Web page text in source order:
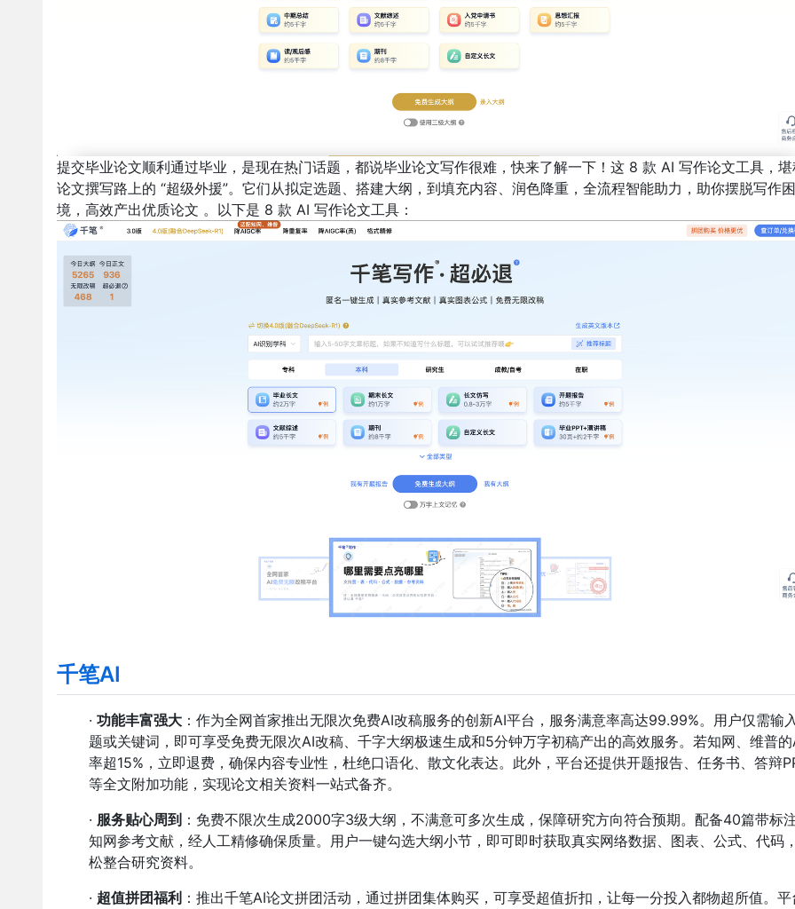
提交毕业论文顺利通过毕业，是现在热门话题，都说毕业论文写作很难，快来了解一下！这 8 款 AI 写作论文工具，
论文撰写路上的 “超级外援”。它们从拟定选题、搭建大纲，到填充内容、润色降重，全流程智能助力，助你摆脱写作困
境，高效产出优质论文 。以下是 8 款 AI 写作论文工具：
千笔AI
· 功能丰富强大 ：作为全网首家推出无限次免费AI改稿服务的创新AI平台，服务满意率高达99.99%。用户仅需输
题或关键词，即可享受免费无限次AI改稿、千字大纲极速生成和5分钟万字初稿产出的高效服务。若知网、维普的
率超15%，立即退费，确保内容专业性，杜绝口语化、散文化表达。此外，平台还提供开题报告、任务书、答辩
等全文附加功能，实现论文相关资料一站式备齐。
· 服务贴心周到 ：免费不限次生成2000字3级大纲，不满意可多次生成，保障研究方向符合预期。配备40篇带标
知网参考文献，经人工精修确保质量。用户一键勾选大纲小节，即可即时获取真实网络数据、图表、公式、代码
松整合研究资料。
· 超值拼团福利 ：推出千笔AI论文拼团活动，通过拼团集体购买，可享受超值折扣，让每一分投入都物超所值。平